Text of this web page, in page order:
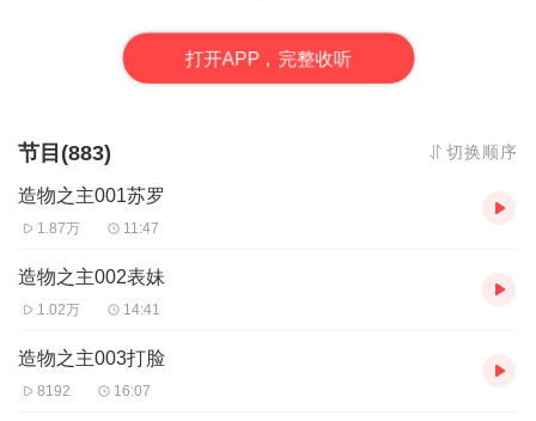
【作者/主播简介】
作者：夜·水寒， 网络小说作家 。
《乱世红尘梦》《领主养成手册》等。
【购买须知】
1、本作品为付费有声书，前142集为免费试听，购买成功后，即可
2、版权归原作者所有，严禁翻录成任何形式，严禁在任何第三方平
面分享至微信内使用微信支付完成购买。
4、在购买过程中，如果您有任何问题，可以按以下步骤咨询在线客
服：
打开APP，完整收听
节目(883) 切换顺序
造物之主001苏罗
1.87万 11:47
造物之主002表妹
1.02万 14:41
造物之主003打脸
8192 16:07